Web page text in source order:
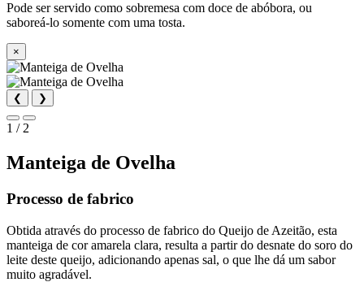
Pode ser servido como sobremesa com doce de abóbora, ou
saboreá-lo somente com uma tosta.
×
❮ ❯
1 / 2
Manteiga de Ovelha
Processo de fabrico
Obtida através do processo de fabrico do Queijo de Azeitão, esta
manteiga de cor amarela clara, resulta a partir do desnate do soro do
leite deste queijo, adicionando apenas sal, o que lhe dá um sabor
muito agradável.